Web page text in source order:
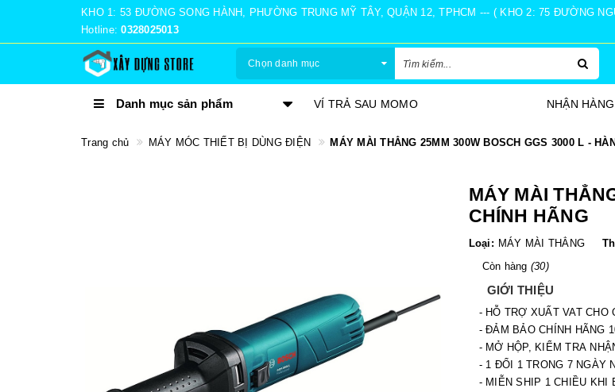
KHO 1: 53 ĐƯỜNG SONG HÀNH, PHƯỜNG TRUNG MỸ TÂY, QUẬN 12, TPHCM --- ( KHO 2: 75 ĐƯỜNG
Hotline:0328025013
Chọn danh mục
Danh mục sản phẩm
TRẢ GÓP 0% VÍ TRẢ SAU MOMO NHẬN
Trang chủ MÁY MÓC THIẾT BỊ DÙNG ĐIỆN MÁY MÀI THẲNG 25MM 300W BOSCH GGS 3000 L -
MÁY MÀI
CHÍNH HÃNG
Loại: MÁY MÀI THẲNG
Còn hàng (30)
GIỚI THIỆU
- HỖ TRỢ XUẤT VAT CHO
- ĐẢM BẢO CHÍNH HÃNG
- MỞ HỘP, KIỂM TRA
- 1 ĐỔI 1 TRONG 7 NGÀY
- MIỄN SHIP 1 CHIỀU KHI